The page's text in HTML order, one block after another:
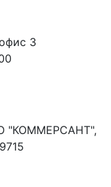
3
"КОММЕРСАНТ",